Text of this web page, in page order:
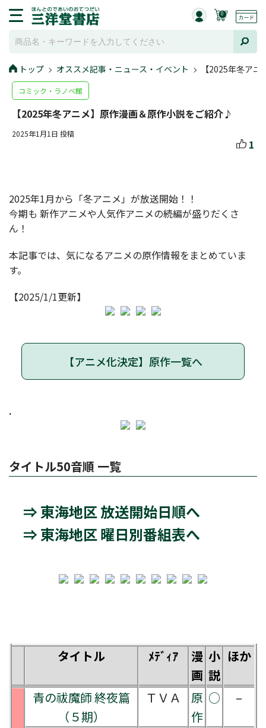
0
トップ オススメ記事・ニュース・イベント 【2025年冬ア
コミック・ラノベ館
【2025年冬アニメ】原作漫画＆原作小説をご紹介♪
2025年1月1日 投稿
1
2025年1月から「冬アニメ」が放送開始！！
今期も 新作アニメや人気作アニメの続編が盛りだくさ
ん！
本記事では、気になるアニメの原作情報をまとめていま
す。
【2025/1/1更新】
【アニメ化決定】原作一覧へ
.
タイトル50音順 一覧
⇒ 東海地区 放送開始日順へ
⇒ 東海地区 曜日別番組表へ
タイトル ﾒﾃﾞｨｱ
漫
画
小
説
ほか
青の祓魔師 終夜篇
（５期）
ＴＶＡ
原
作
○ –